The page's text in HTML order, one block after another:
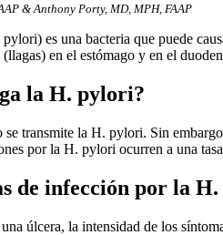
& Anthony Porty, MD, MPH, FAAP
es una bacteria que puede
(llagas) en el estómago y en el
la H. pylori?
se transmite la H. pylori. Sin
por la H. pylori ocurren a una
de infección por la
úlcera, la intensidad de los